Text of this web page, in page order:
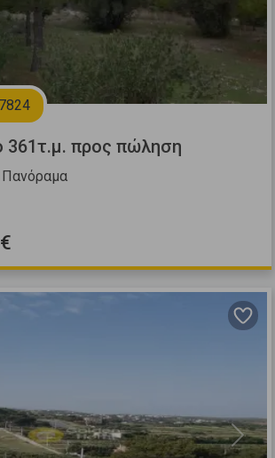
361τ.μ. προς πώληση
Next